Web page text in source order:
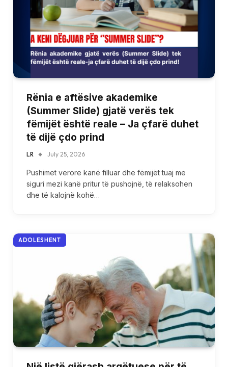
Rënia e aftësive akademike
(Summer Slide) gjatë verës tek
fëmijët është reale – Ja çfarë duhet
të dijë çdo prind
LR July 25, 2026
Pushimet verore kanë filluar dhe fëmijët tuaj me
siguri mezi kanë pritur të pushojnë, të relaksohen
dhe të kalojnë kohë…
ADOLESHENT